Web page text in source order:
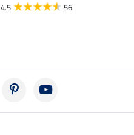
4.5 56